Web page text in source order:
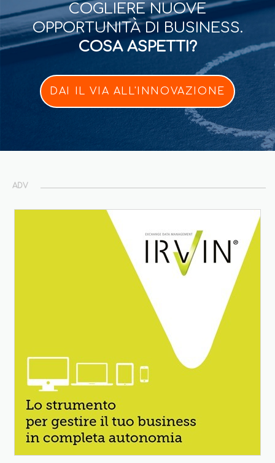
COGLIERE NUOVE
OPPORTUNITÀ DI BUSINESS.
COSA ASPETTI?
DAI IL VIA ALL'INNOVAZIONE
ADV